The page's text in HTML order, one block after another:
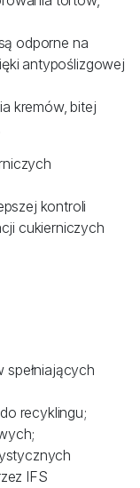
odporne na
antypoślizgowej
kremów, bitej
kontroli
cukierniczych
recyklingu;
IFS